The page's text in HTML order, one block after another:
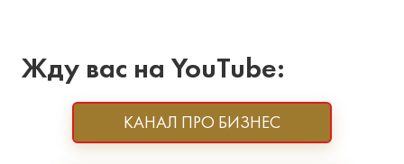
Жду вас на YouTube:
КАНАЛ ПРО БИЗНЕС